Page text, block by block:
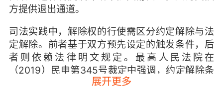
方提供退出通道。
司法实践中，解除权的行使需区分约定解除与法
定解除。前者基于双方预先设定的触发条件，后
者则依赖法律明文规定。最高人民法院在
（2019）民申第345号裁定中强调，约定解除条
款不得违反公序良俗，如某在线教育平台设置"家
展开更多